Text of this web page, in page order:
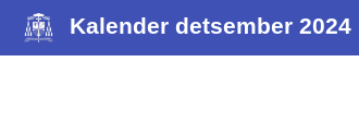
Kalender detsember 2024